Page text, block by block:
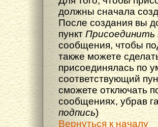
должны сначала
После создания вы
пункт Присоединить
сообщения, чтобы
также можете
присоединялась по
соответствующий
сможете отключать
сообщениях, убрав
подпись)
Вернуться к началу